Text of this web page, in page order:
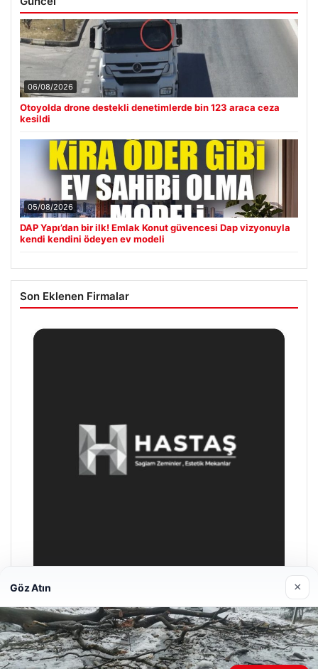
06/08/2026
Otoyolda drone destekli denetimlerde bin 123 araca ceza
kesildi
05/08/2026
DAP Yapı’dan bir ilk! Emlak Konut güvencesi Dap vizyonuyla
kendi kendini ödeyen ev modeli
Son Eklenen Firmalar
Enes Kaplan Avukatlık Bürosu
28/04/2026
Göz Atın ×